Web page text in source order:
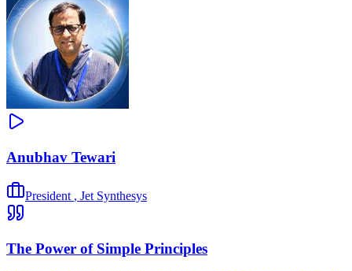
Anubhav Tewari
President , Jet Synthesys
The Power of Simple Principles